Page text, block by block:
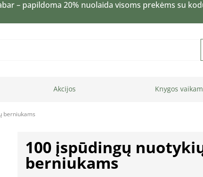
– papildoma 20% nuolaida visoms prekėms su
Akcijos Knygos
berniukams
100 įspūdingų
berniukams